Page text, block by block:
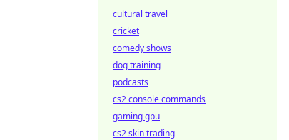
cultural travel
cricket
comedy shows
dog training
podcasts
cs2 console commands
gaming gpu
cs2 skin trading